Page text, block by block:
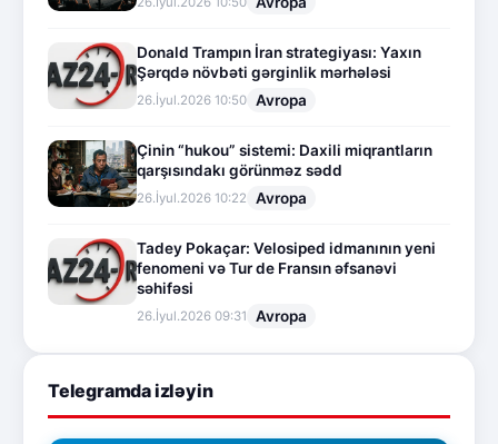
Donald Trampın İran strategiyası: Yaxın
Şərqdə növbəti gərginlik mərhələsi
26.İyul.2026 10:50 Avropa
Çinin “hukou” sistemi: Daxili miqrantların
qarşısındakı görünməz sədd
26.İyul.2026 10:22 Avropa
Tadey Pokaçar: Velosiped idmanının yeni
fenomeni və Tur de Fransın əfsanəvi
səhifəsi
26.İyul.2026 09:31 Avropa
Telegramda izləyin